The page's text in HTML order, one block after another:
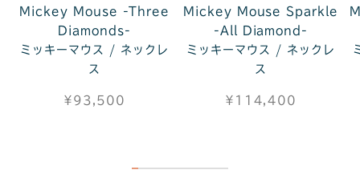
Mickey Mouse -Three
Diamonds-
ミッキーマウス / ネックレ
ス
¥93,500
Mickey Mouse Sparkle
-All Diamond-
ミッキーマウス / ネックレ
ス
¥114,400